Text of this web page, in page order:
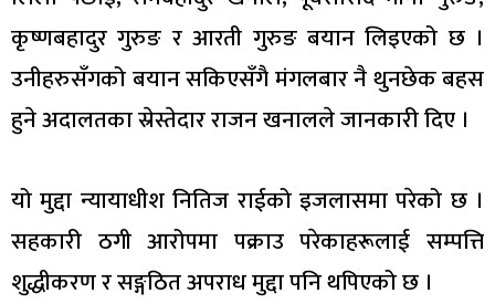
कृष्णबहादुर गुरुङ र आरती गुरुङ बयान लिइएको छ ।
उनीहरुसँगको बयान सकिएसँगै मंगलबार नै थुनछेक बहस
हुने अदालतका स्रेस्तेदार राजन खनालले जानकारी दिए ।
यो मुद्दा न्यायाधीश नितिज राईको इजलासमा परेको छ ।
सहकारी ठगी आरोपमा पक्राउ परेकाहरूलाई सम्पत्ति
शुद्धीकरण र सङ्गठित अपराध मुद्दा पनि थपिएको छ ।